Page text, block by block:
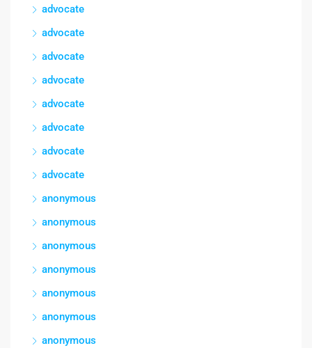
advocate
advocate
advocate
advocate
advocate
advocate
advocate
advocate
anonymous
anonymous
anonymous
anonymous
anonymous
anonymous
anonymous